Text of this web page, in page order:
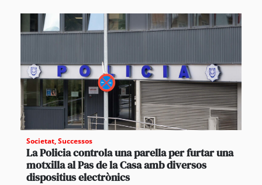
Societat,Successos
La Policia controla una parella per furtar una
motxilla al Pas de la Casa amb diversos
dispositius electrònics